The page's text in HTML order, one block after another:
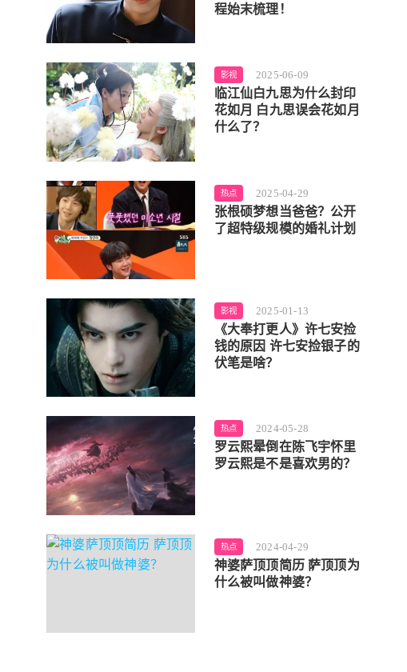
程始末梳理！
影视 2025-06-09
临江仙白九思为什么封印
花如月 白九思误会花如月
什么了？
热点 2025-04-29
张根硕梦想当爸爸？公开
了超特级规模的婚礼计划
影视 2025-01-13
《大奉打更人》许七安捡
钱的原因 许七安捡银子的
伏笔是啥？
热点 2024-05-28
罗云熙晕倒在陈飞宇怀里
罗云熙是不是喜欢男的？
热点 2024-04-29
神婆萨顶顶简历 萨顶顶为
什么被叫做神婆？